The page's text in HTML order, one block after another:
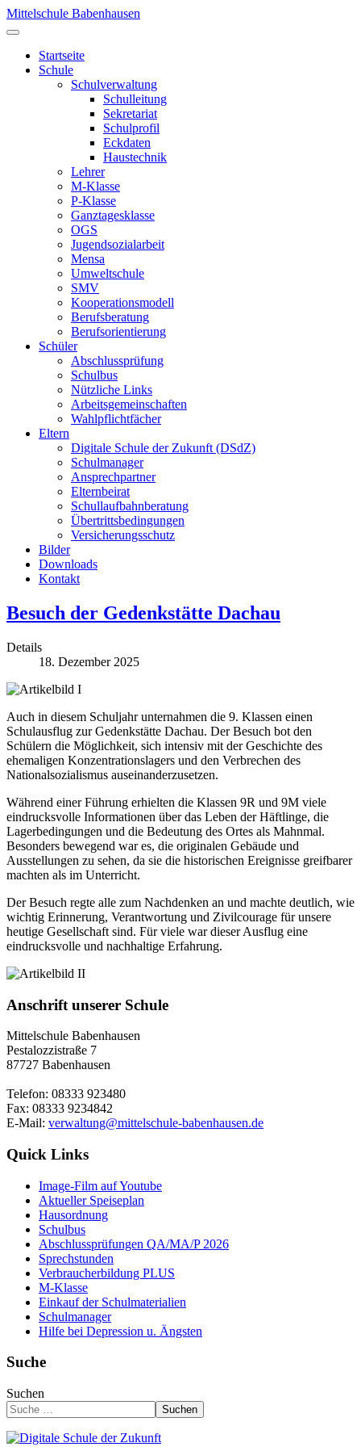
Mittelschule Babenhausen
Startseite
Schule
Schulverwaltung
Schulleitung
Sekretariat
Schulprofil
Eckdaten
Haustechnik
Lehrer
M-Klasse
P-Klasse
Ganztagesklasse
OGS
Jugendsozialarbeit
Mensa
Umweltschule
SMV
Kooperationsmodell
Berufsberatung
Berufsorientierung
Schüler
Abschlussprüfung
Schulbus
Nützliche Links
Arbeitsgemeinschaften
Wahlpflichtfächer
Eltern
Digitale Schule der Zukunft (DSdZ)
Schulmanager
Ansprechpartner
Elternbeirat
Schullaufbahnberatung
Übertrittsbedingungen
Versicherungsschutz
Bilder
Downloads
Kontakt
Besuch der Gedenkstätte Dachau
Details
18. Dezember 2025
Auch in diesem Schuljahr unternahmen die 9. Klassen einen
Schulausflug zur Gedenkstätte Dachau. Der Besuch bot den
Schülern die Möglichkeit, sich intensiv mit der Geschichte des
ehemaligen Konzentrationslagers und den Verbrechen des
Nationalsozialismus auseinanderzusetzen.
Während einer Führung erhielten die Klassen 9R und 9M viele
eindrucksvolle Informationen über das Leben der Häftlinge, die
Lagerbedingungen und die Bedeutung des Ortes als Mahnmal.
Besonders bewegend war es, die originalen Gebäude und
Ausstellungen zu sehen, da sie die historischen Ereignisse greifbarer
machten als im Unterricht.
Der Besuch regte alle zum Nachdenken an und machte deutlich, wie
wichtig Erinnerung, Verantwortung und Zivilcourage für unsere
heutige Gesellschaft sind. Für viele war dieser Ausflug eine
eindrucksvolle und nachhaltige Erfahrung.
Anschrift unserer Schule
Mittelschule Babenhausen
Pestalozzistraße 7
87727 Babenhausen
Telefon: 08333 923480
Fax: 08333 9234842
E-Mail: verwaltung@mittelschule-babenhausen.de
Quick Links
Image-Film auf Youtube
Aktueller Speiseplan
Hausordnung
Schulbus
Abschlussprüfungen QA/MA/P 2026
Sprechstunden
Verbraucherbildung PLUS
M-Klasse
Einkauf der Schulmaterialien
Schulmanager
Hilfe bei Depression u. Ängsten
Suche
Suchen
Suchen